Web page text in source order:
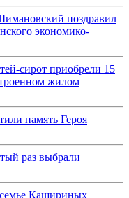
поздравил
экономико-
сирот приобрели 15
жилом
память Героя
раз выбрали
Кашириных